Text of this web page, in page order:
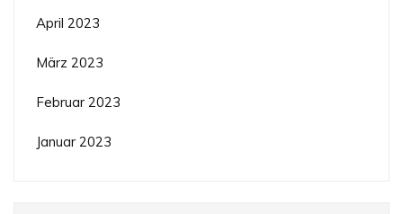
April 2023
März 2023
Februar 2023
Januar 2023